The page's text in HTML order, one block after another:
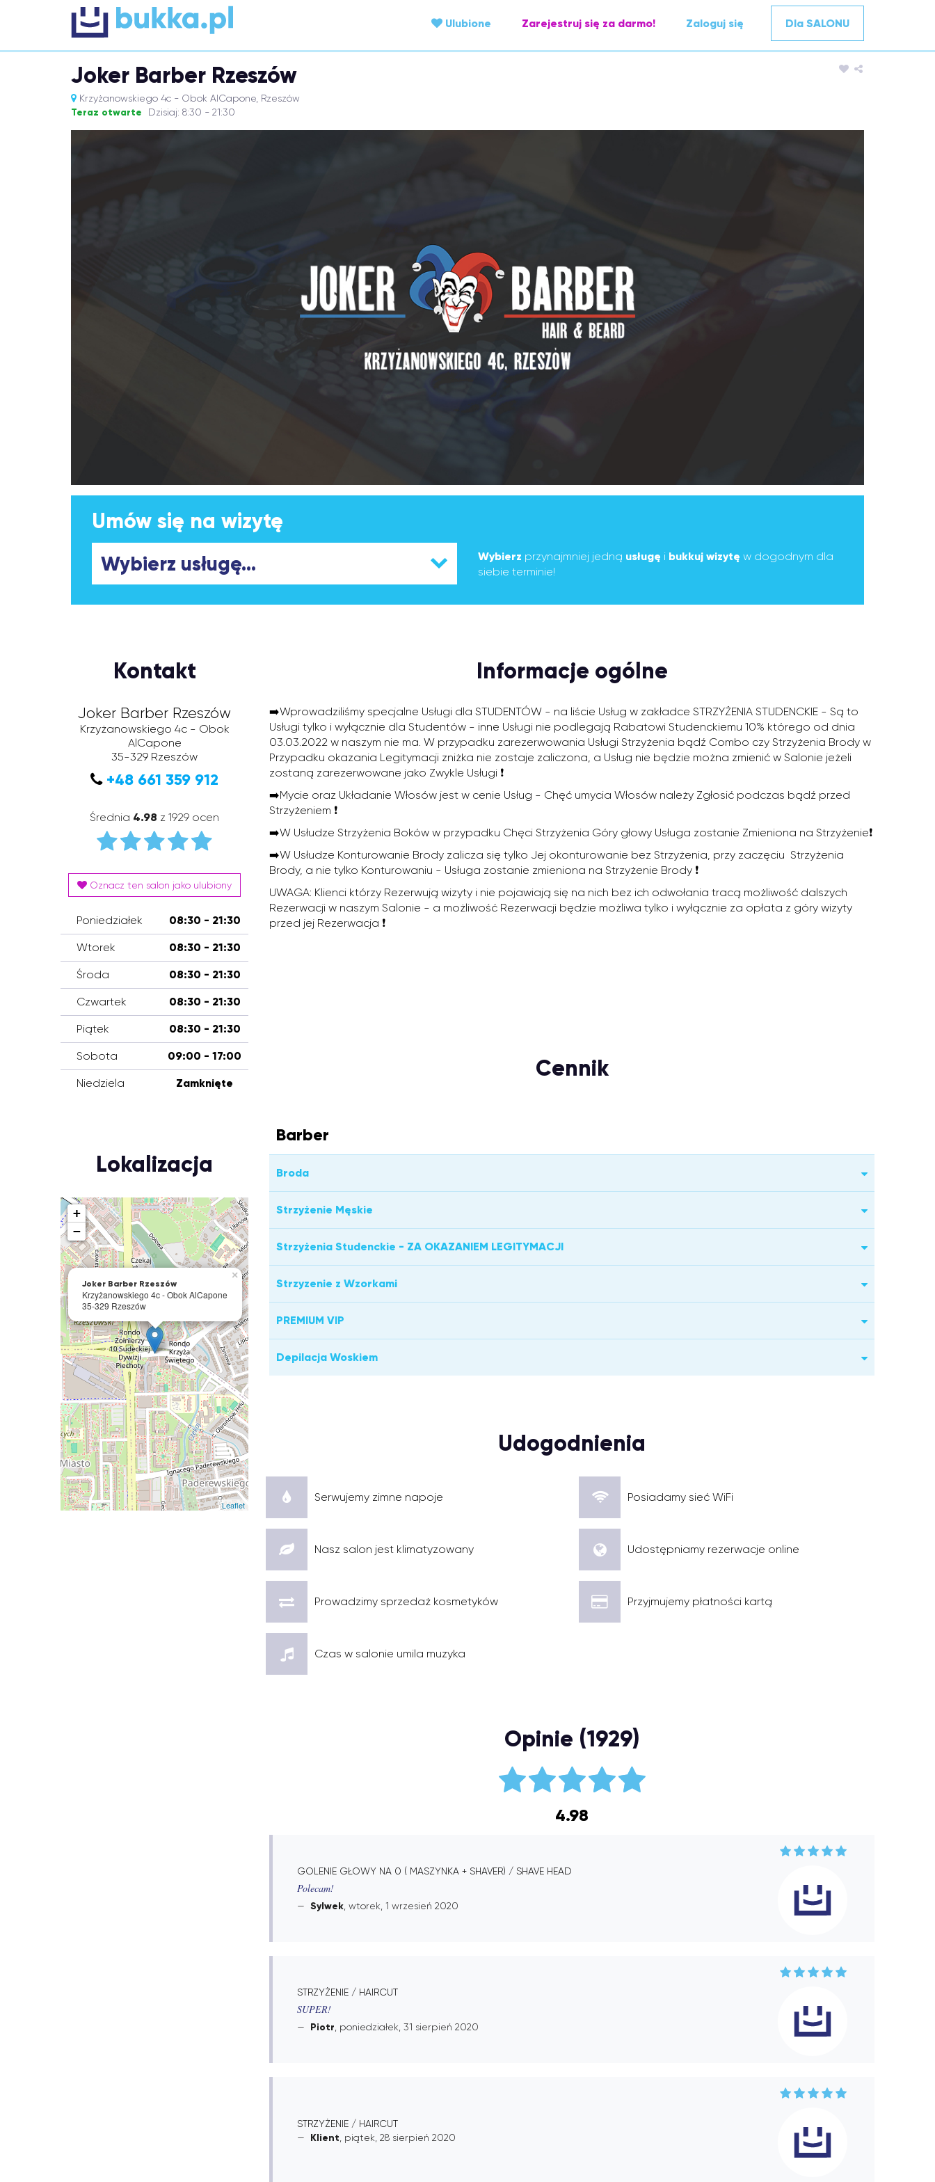
Ulubione Zarejestruj się za darmo! Zaloguj się Dla SALONU
Joker Barber Rzeszów
Krzyżanowskiego 4c - Obok AlCapone, Rzeszów
Teraz otwarte Dzisiaj: 8:30 - 21:30
Umów się na wizytę
Wybierz przynajmniej jedną usługę i bukkuj wizytę w dogodnym dla
siebie terminie!
Kontakt
Joker Barber Rzeszów
Krzyżanowskiego 4c - Obok
AlCapone
35-329 Rzeszów
+48 661 359 912
Średnia 4.98 z 1929 ocen
Oznacz ten salon jako ulubiony
Poniedziałek 08:30 - 21:30
Wtorek 08:30 - 21:30
Środa 08:30 - 21:30
Czwartek 08:30 - 21:30
Piątek 08:30 - 21:30
Sobota 09:00 - 17:00
Niedziela Zamknięte
Lokalizacja
Joker Barber Rzeszów
Krzyżanowskiego 4c - Obok AlCapone
35-329 Rzeszów
×
+
−
Leaflet
Informacje ogólne
➡️Wprowadziliśmy specjalne Usługi dla STUDENTÓW - na liście Usług w zakładce STRZYŻENIA STUDENCKIE - Są to
Usługi tylko i wyłącznie dla Studentów - inne Usługi nie podlegają Rabatowi Studenckiemu 10% którego od dnia
03.03.2022 w naszym nie ma. W przypadku zarezerwowania Usługi Strzyżenia bądź Combo czy Strzyżenia Brody w
Przypadku okazania Legitymacji zniżka nie zostaje zaliczona, a Usług nie będzie można zmienić w Salonie jeżeli
zostaną zarezerwowane jako Zwykle Usługi ❗️
➡️Mycie oraz Układanie Włosów jest w cenie Usług - Chęć umycia Włosów należy Zgłosić podczas bądź przed
Strzyżeniem ❗️
➡️W Usłudze Strzyżenia Boków w przypadku Chęci Strzyżenia Góry głowy Usługa zostanie Zmieniona na Strzyżenie❗️
➡️W Usłudze Konturowanie Brody zalicza się tylko Jej okonturowanie bez Strzyżenia, przy zaczęciu Strzyżenia
Brody, a nie tylko Konturowaniu - Usługa zostanie zmieniona na Strzyżenie Brody ❗️
UWAGA: Klienci którzy Rezerwują wizyty i nie pojawiają się na nich bez ich odwołania tracą możliwość dalszych
Rezerwacji w naszym Salonie - a możliwość Rezerwacji będzie możliwa tylko i wyłącznie za opłata z góry wizyty
przed jej Rezerwacja ❗️
Cennik
Barber
Broda
Strzyżenie Męskie
Strzyżenia Studenckie - ZA OKAZANIEM LEGITYMACJI
Strzyzenie z Wzorkami
PREMIUM VIP
Depilacja Woskiem
Udogodnienia
Serwujemy zimne napoje Posiadamy sieć WiFi
Nasz salon jest klimatyzowany Udostępniamy rezerwacje online
Prowadzimy sprzedaż kosmetyków Przyjmujemy płatności kartą
Czas w salonie umila muzyka
Opinie (1929)
4.98
GOLENIE GŁOWY NA 0 ( MASZYNKA + SHAVER) / SHAVE HEAD
Polecam!
Sylwek , wtorek, 1 wrzesień 2020
STRZYŻENIE / HAIRCUT
SUPER!
Piotr , poniedziałek, 31 sierpień 2020
STRZYŻENIE / HAIRCUT
Klient , piątek, 28 sierpień 2020